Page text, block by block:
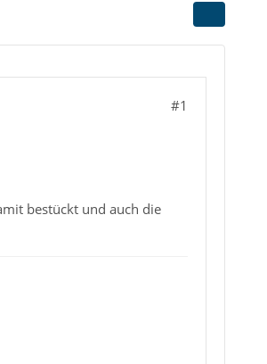
#1
bestückt und auch die